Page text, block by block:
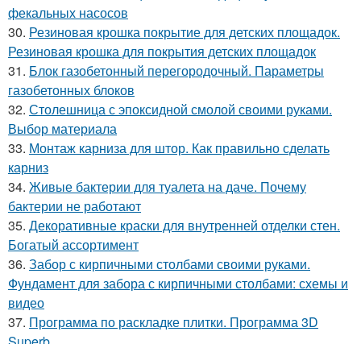
фекальных насосов
30. Резиновая крошка покрытие для детских площадок.
Резиновая крошка для покрытия детских площадок
31. Блок газобетонный перегородочный. Параметры
газобетонных блоков
32. Столешница с эпоксидной смолой своими руками.
Выбор материала
33. Монтаж карниза для штор. Как правильно сделать
карниз
34. Живые бактерии для туалета на даче. Почему
бактерии не работают
35. Декоративные краски для внутренней отделки стен.
Богатый ассортимент
36. Забор с кирпичными столбами своими руками.
Фундамент для забора с кирпичными столбами: схемы и
видео
37. Программа по раскладке плитки. Программа 3D